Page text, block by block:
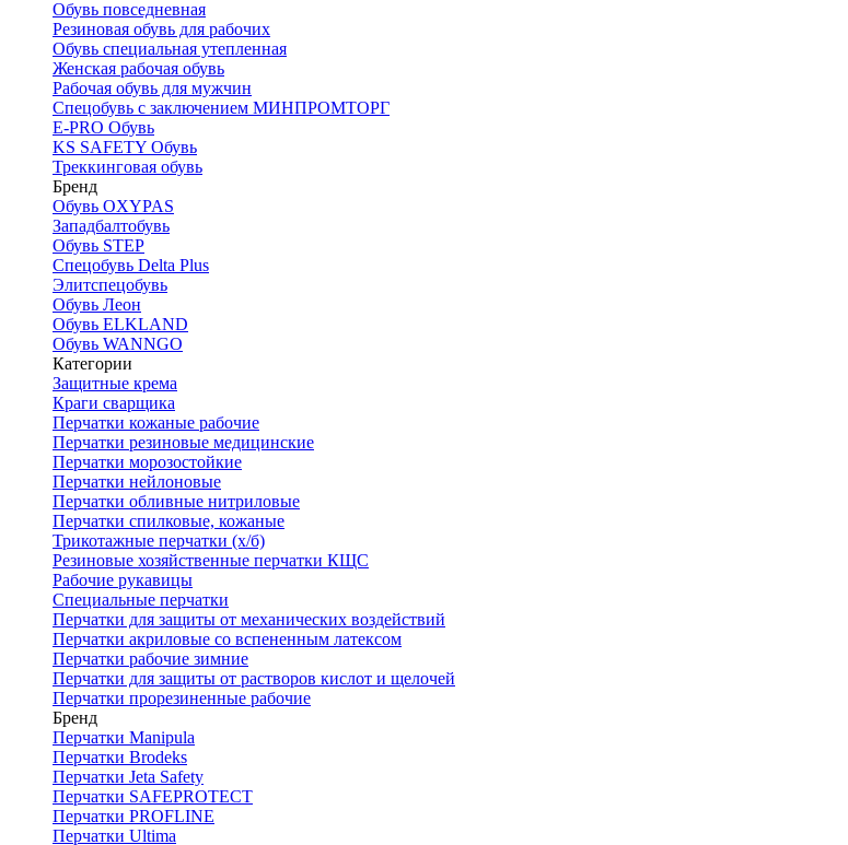
Обувь повседневная
Резиновая обувь для рабочих
Обувь специальная утепленная
Женская рабочая обувь
Рабочая обувь для мужчин
Спецобувь с заключением МИНПРОМТОРГ
E-PRO Обувь
KS SAFETY Обувь
Треккинговая обувь
Бренд
Обувь OXYPAS
Западбалтобувь
Обувь STEP
Спецобувь Delta Plus
Элитспецобувь
Обувь Леон
Обувь ELKLAND
Обувь WANNGO
Категории
Защитные крема
Краги сварщика
Перчатки кожаные рабочие
Перчатки резиновые медицинские
Перчатки морозостойкие
Перчатки нейлоновые
Перчатки обливные нитриловые
Перчатки спилковые, кожаные
Трикотажные перчатки (х/б)
Резиновые хозяйственные перчатки КЩС
Рабочие рукавицы
Специальные перчатки
Перчатки для защиты от механических воздействий
Перчатки акриловые со вспененным латексом
Перчатки рабочие зимние
Перчатки для защиты от растворов кислот и щелочей
Перчатки прорезиненные рабочие
Бренд
Перчатки Manipula
Перчатки Brodeks
Перчатки Jeta Safety
Перчатки SAFEPROTECT
Перчатки PROFLINE
Перчатки Ultima